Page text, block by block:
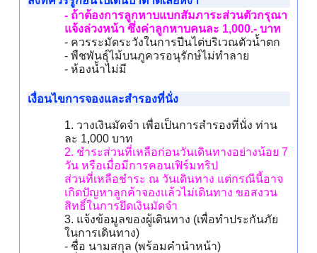
- ถ้าต้องการลูกหาบแบกสัมภาระส่วนตัวกรุณา
แจ้งล่วงหน้า ซึ่งค่าลูกหาบคนละ 1,000.- บาท
- ควรระมัดระวังในการปีนไต่บริเวณตัวน้ำตก
- พืชพันธุ์ไม้บนภูควรอนุรักษ์ไม่ทำลาย
- ห้องน้ำไม่มี
เงื่อนไขการจองและสำรองที่นั่ง
1. วางเงินมัดจำ เพื่อเป็นการสำรองที่นั่ง ท่าน
ละ 1,000 บาท
2. ชำระส่วนที่เหลือก่อนวันเดินทางอย่างน้อย 7
วัน หรือเมื่อมีการคอนเฟิร์มทริป
ส่วนที่เหลือชำระ ณ วันเดินทาง แต่กรณีนี้อาจ
เกิดปัญหาลูกค้าจองแล้วไม่เดินทาง ขอสงวน
สิทธิ์ในการยึดเงินมัดจำ
3. แจ้งข้อมูลของผู้เดินทาง (เพื่อทำประกันภัย
ในการเดินทาง)
- ชื่อ นามสกุล (พร้อมคำนำหน้า)